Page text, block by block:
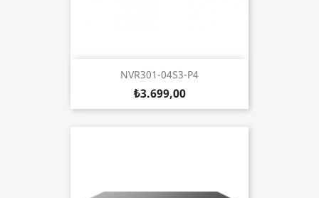
NVR301-04S3-P4
₺3.699,00